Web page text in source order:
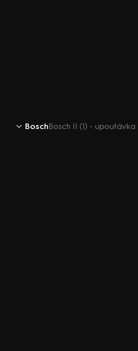
BoschBosch II (1) - upoutávka